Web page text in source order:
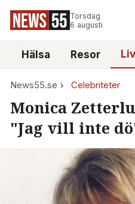
Torsdag
6 augusti
Hälsa Resor
News55.se Celebriteter
Monica
"Jag vill inte